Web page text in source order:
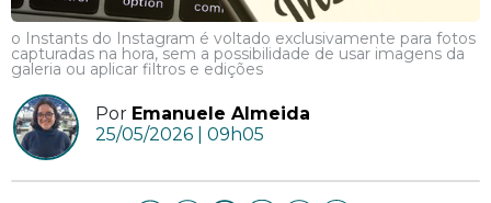
o Instants do Instagram é voltado exclusivamente para fotos
capturadas na hora, sem a possibilidade de usar imagens da
galeria ou aplicar filtros e edições
Por Emanuele Almeida
25/05/2026 | 09h05